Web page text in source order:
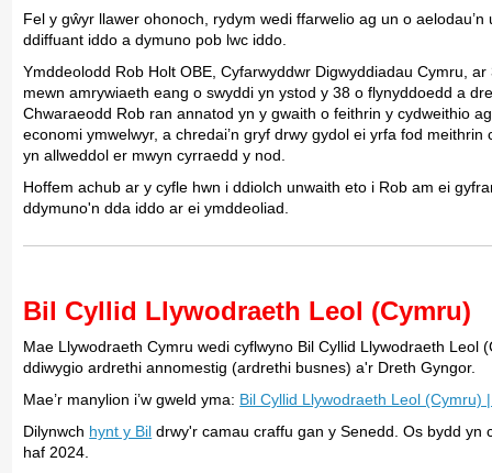
Fel y gŵyr llawer ohonoch, rydym wedi ffarwelio ag un o
ddiffuant iddo a dymuno pob lwc iddo.
Ymddeolodd Rob Holt OBE, Cyfarwyddwr Digwyddiadau Cymru,
mewn amrywiaeth eang o swyddi yn ystod y 38 o flynyddoedd a
Chwaraeodd Rob ran annatod yn y gwaith o feithrin y cydweithio
economi ymwelwyr, a chredai’n gryf drwy gydol ei yrfa fod
yn allweddol er mwyn cyrraedd y nod.
Hoffem achub ar y cyfle hwn i ddiolch unwaith eto i Rob am ei
ddymuno'n dda iddo ar ei ymddeoliad.
Bil Cyllid Llywodraeth Leol (Cymru)
Mae Llywodraeth Cymru wedi cyflwyno Bil Cyllid Llywodraeth Leol
ddiwygio ardrethi annomestig (ardrethi busnes) a'r Dreth Gyngor.
Mae’r manylion i’w gweld yma: Bil Cyllid Llywodraeth Leol (Cymru)
Dilynwch hynt y Bil drwy'r camau craffu gan y Senedd. Os bydd yn
haf 2024.